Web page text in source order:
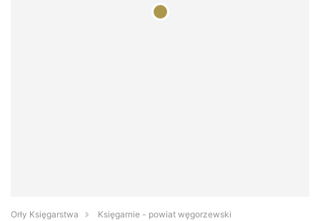
Orły Księgarstwa
Księgarnie - powiat węgorzewski